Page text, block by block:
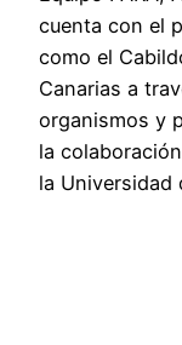
cuenta con el
como el
Canarias a
organismos y
la
la Universidad